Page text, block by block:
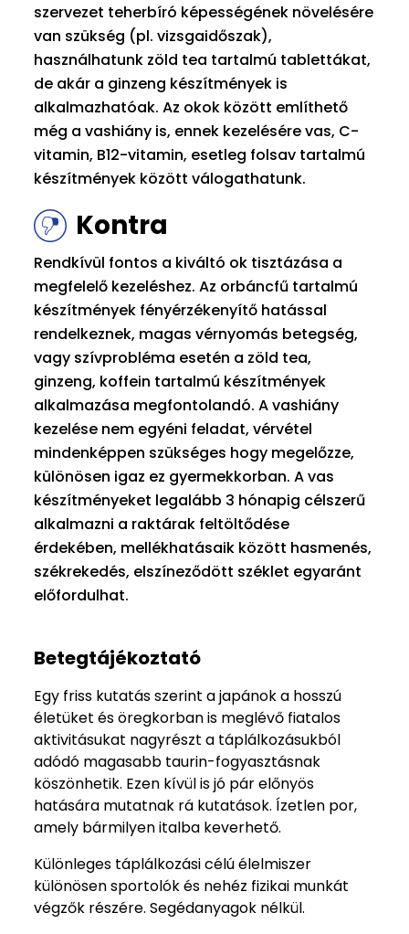
szervezet teherbíró képességének növelésére
van szükség (pl. vizsgaidőszak),
használhatunk zöld tea tartalmú tablettákat,
de akár a ginzeng készítmények is
alkalmazhatóak. Az okok között említhető
még a vashiány is, ennek kezelésére vas, C-
vitamin, B12-vitamin, esetleg folsav tartalmú
készítmények között válogathatunk.
Kontra
Rendkívül fontos a kiváltó ok tisztázása a
megfelelő kezeléshez. Az orbáncfű tartalmú
készítmények fényérzékenyítő hatással
rendelkeznek, magas vérnyomás betegség,
vagy szívprobléma esetén a zöld tea,
ginzeng, koffein tartalmú készítmények
alkalmazása megfontolandó. A vashiány
kezelése nem egyéni feladat, vérvétel
mindenképpen szükséges hogy megelőzze,
különösen igaz ez gyermekkorban. A vas
készítményeket legalább 3 hónapig célszerű
alkalmazni a raktárak feltöltődése
érdekében, mellékhatásaik között hasmenés,
székrekedés, elszíneződött széklet egyaránt
előfordulhat.
Betegtájékoztató
Egy friss kutatás szerint a japánok a hosszú
életüket és öregkorban is meglévő fiatalos
aktivitásukat nagyrészt a táplálkozásukból
adódó magasabb taurin-fogyasztásnak
köszönhetik. Ezen kívül is jó pár előnyös
hatására mutatnak rá kutatások. Ízetlen por,
amely bármilyen italba keverhető.
Különleges táplálkozási célú élelmiszer
különösen sportolók és nehéz fizikai munkát
végzők részére. Segédanyagok nélkül.